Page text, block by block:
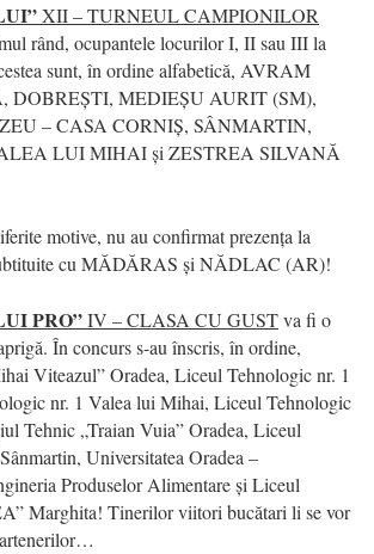
XII – TURNEUL CAMPIONILOR
rând, ocupantele locurilor I, II sau III la
sunt, în ordine alfabetică, AVRAM
MEDIEȘU AURIT (SM),
– CASA CORNIȘ, SÂNMARTIN,
LUI MIHAI și ZESTREA SILVANĂ
motive, nu au confirmat prezența la
cu MĂDĂRAS și NĂDLAC (AR)!
PRO”IV – CLASA CU GUSTva fi o
În concurs s-au înscris, în ordine,
Viteazul” Oradea, Liceul Tehnologic nr. 1
nr. 1 Valea lui Mihai, Liceul Tehnologic
Tehnic „Traian Vuia” Oradea, Liceul
Universitatea Oradea –
Produselor Alimentare și Liceul
Marghita! Tinerilor viitori bucătari li se vor